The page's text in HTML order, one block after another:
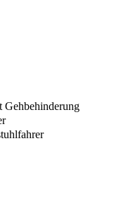
Gehbehinderung